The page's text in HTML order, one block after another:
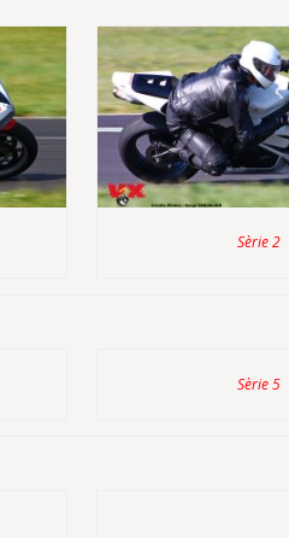
Sèrie 2
Sèrie 5